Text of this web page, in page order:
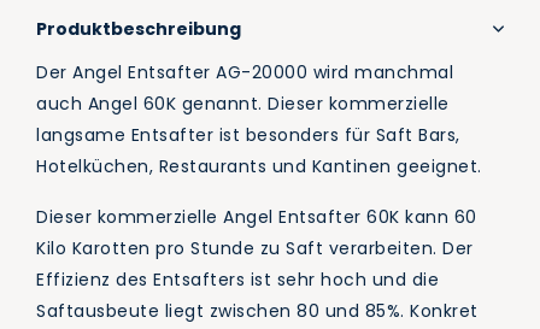
Produktbeschreibung
Der Angel Entsafter AG-20000 wird manchmal
auch Angel 60K genannt. Dieser kommerzielle
langsame Entsafter ist besonders für Saft Bars,
Hotelküchen, Restaurants und Kantinen geeignet.
Dieser kommerzielle Angel Entsafter 60K kann 60
Kilo Karotten pro Stunde zu Saft verarbeiten. Der
Effizienz des Entsafters ist sehr hoch und die
Saftausbeute liegt zwischen 80 und 85%. Konkret